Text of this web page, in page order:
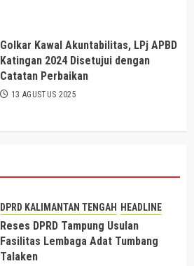
Golkar Kawal Akuntabilitas, LPj APBD
Katingan 2024 Disetujui dengan
Catatan Perbaikan
13 AGUSTUS 2025
DPRD KALIMANTAN TENGAH HEADLINE
Reses DPRD Tampung Usulan
Fasilitas Lembaga Adat Tumbang
Talaken